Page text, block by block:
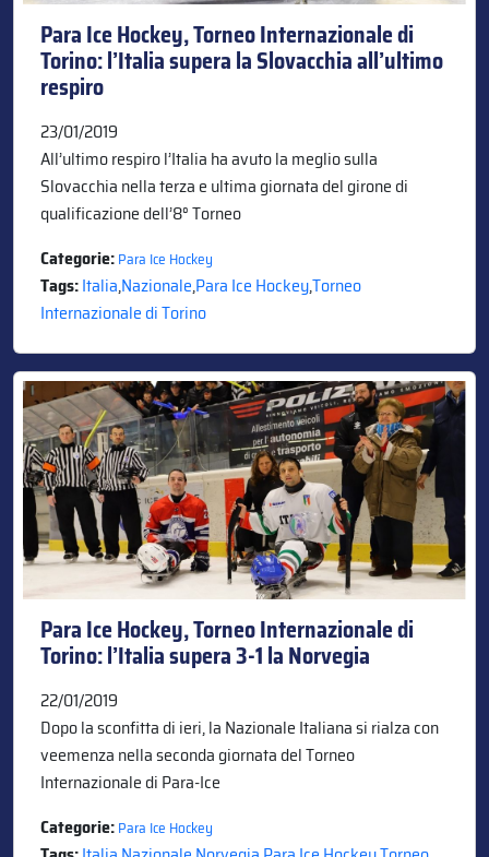
Para Ice Hockey, Torneo Internazionale di
Torino: l’Italia supera la Slovacchia all’ultimo
respiro
23/01/2019
All’ultimo respiro l’Italia ha avuto la meglio sulla
Slovacchia nella terza e ultima giornata del girone di
qualificazione dell’8° Torneo
Categorie:Para Ice Hockey
Tags:Italia,Nazionale,Para Ice Hockey,Torneo
Internazionale di Torino
Para Ice Hockey, Torneo Internazionale di
Torino: l’Italia supera 3-1 la Norvegia
22/01/2019
Dopo la sconfitta di ieri, la Nazionale Italiana si rialza con
veemenza nella seconda giornata del Torneo
Internazionale di Para-Ice
Categorie:Para Ice Hockey